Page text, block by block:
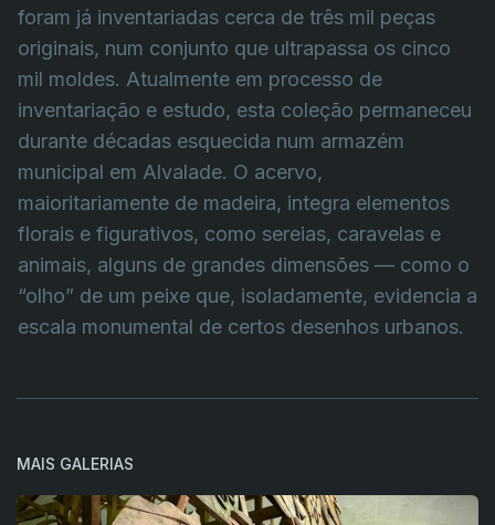
foram já inventariadas cerca de três mil peças
originais, num conjunto que ultrapassa os cinco
mil moldes. Atualmente em processo de
inventariação e estudo, esta coleção permaneceu
durante décadas esquecida num armazém
municipal em Alvalade. O acervo,
maioritariamente de madeira, integra elementos
florais e figurativos, como sereias, caravelas e
animais, alguns de grandes dimensões — como o
“olho” de um peixe que, isoladamente, evidencia a
escala monumental de certos desenhos urbanos.
MAIS GALERIAS